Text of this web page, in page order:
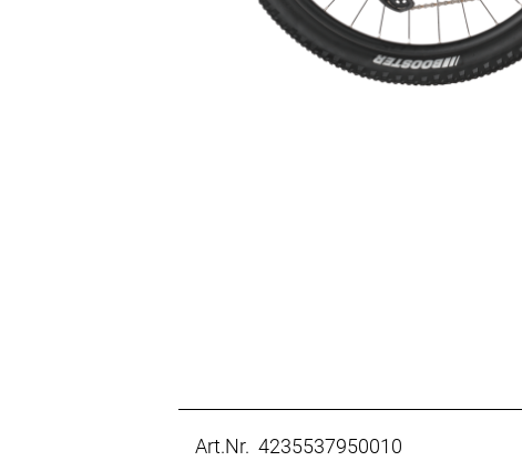
Art.Nr. 4235537950010